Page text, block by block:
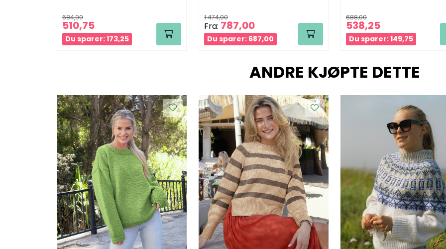
684,00
510,75
Du sparer: 173,25
1.474,00
Fra: 787,00
Du sparer: 687,00
688,00
538,25
Du sparer: 149,75
ANDRE KJØPTE DETTE